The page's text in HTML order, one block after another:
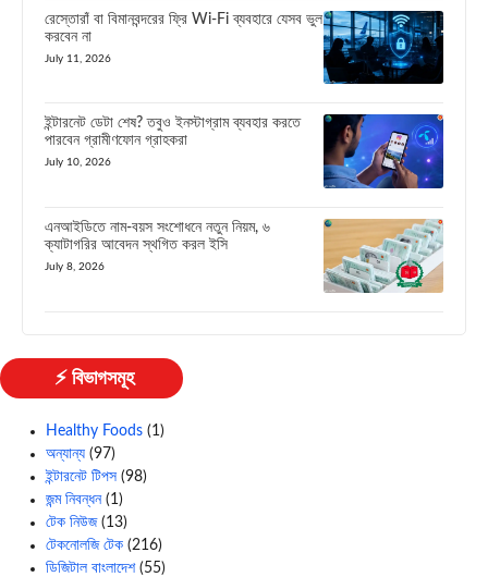
রেস্তোরাঁ বা বিমানবন্দরের ফ্রি Wi-Fi ব্যবহারে যেসব ভুল
করবেন না
July 11, 2026
ইন্টারনেট ডেটা শেষ? তবুও ইনস্টাগ্রাম ব্যবহার করতে
পারবেন গ্রামীণফোন গ্রাহকরা
July 10, 2026
এনআইডিতে নাম-বয়স সংশোধনে নতুন নিয়ম, ৬
ক্যাটাগরির আবেদন স্থগিত করল ইসি
July 8, 2026
⚡ বিভাগসমূহ
Healthy Foods (1)
অন্যান্য (97)
ইন্টারনেট টিপস (98)
জন্ম নিবন্ধন(1)
টেক নিউজ(13)
টেকনোলজি টেক (216)
ডিজিটাল বাংলাদেশ(55)